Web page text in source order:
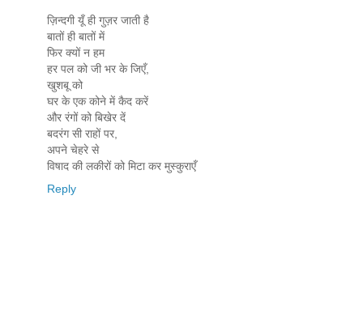
ज़िन्दगी यूँ ही गुज़र जाती है
बातों ही बातों में
फिर क्यों न हम
हर पल को जी भर के जिएँ,
खुशबू को
घर के एक कोने में कैद करें
और रंगों को बिखेर दें
बदरंग सी राहों पर,
अपने चेहरे से
विषाद की लकीरों को मिटा कर मुस्कुराएँ
Reply